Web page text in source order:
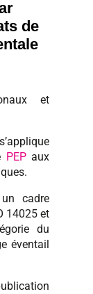
de
et
s’applique
PEPaux
cadre
14025 et
du
éventail